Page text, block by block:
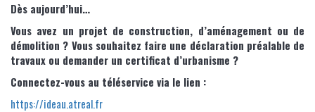
Dès aujourd’hui…
Vous avez un projet de construction, d’aménagement ou de
démolition ? Vous souhaitez faire une déclaration préalable de
travaux ou demander un certificat d’urbanisme ?
Connectez-vous au téléservice via le lien :
https://ideau.atreal.fr